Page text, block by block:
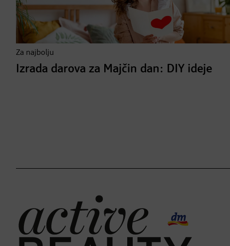
Za najbolju
Izrada darova za Majčin dan: DIY ideje